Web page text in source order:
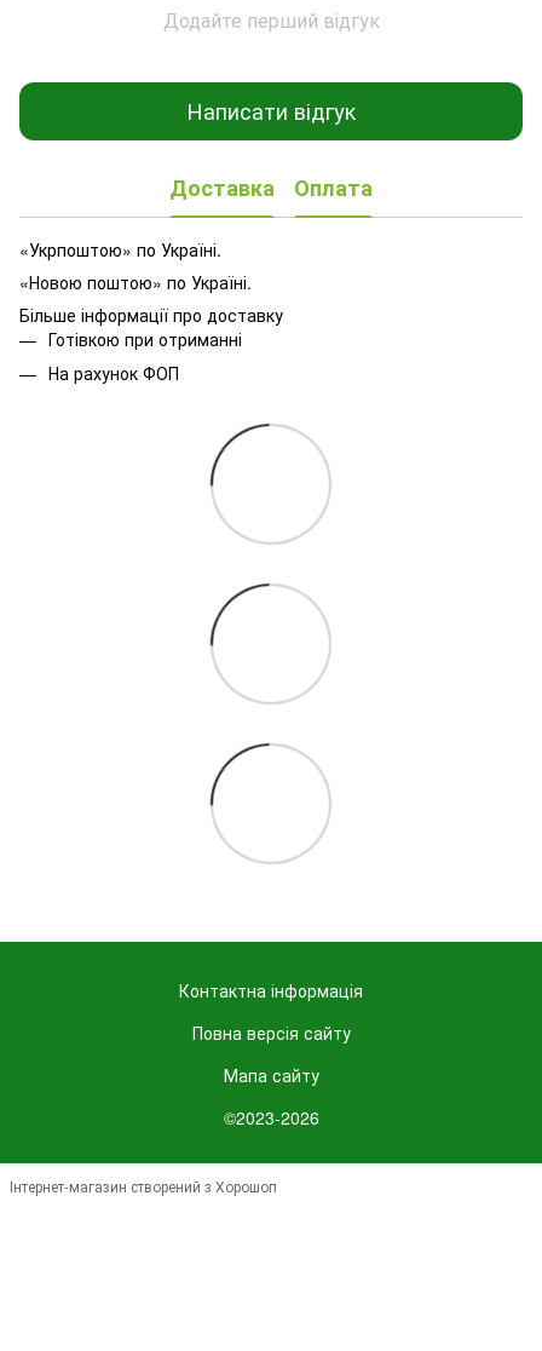
Додайте перший відгук
Написати відгук
Доставка Оплата
«Укрпоштою» по Україні.
«Новою поштою» по Україні.
Більше інформації про доставку
Готівкою при отриманні
На рахунок ФОП
Контактна інформація
Повна версія сайту
Мапа сайту
©2023-2026
Інтернет-магазин створений з Хорошоп